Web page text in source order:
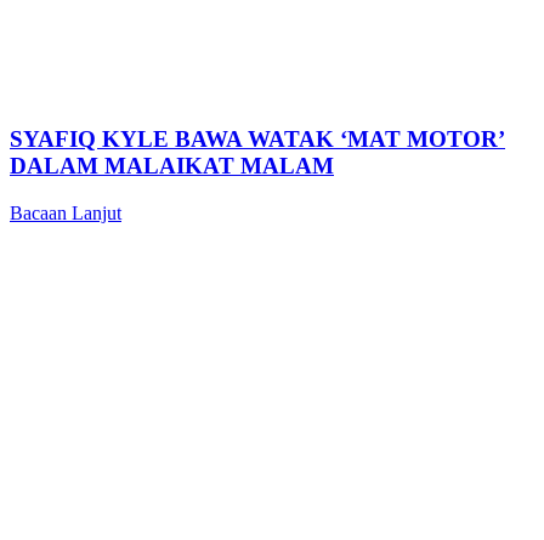
SYAFIQ KYLE BAWA WATAK ‘MAT MOTOR’
DALAM MALAIKAT MALAM
Bacaan Lanjut